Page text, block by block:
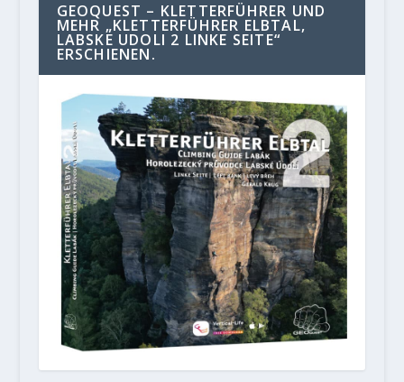
GEOQUEST – KLETTERFÜHRER UND
MEHR „KLETTERFÜHRER ELBTAL,
LABSKE UDOLI 2 LINKE SEITE“
ERSCHIENEN.